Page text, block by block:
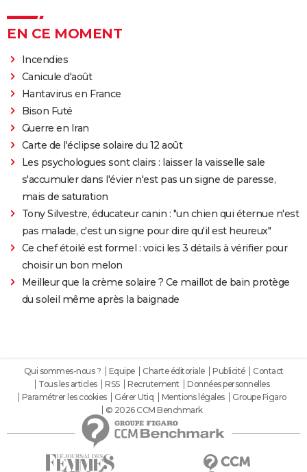
EN CE MOMENT
Incendies
Canicule d'août
Hantavirus en France
Bison Futé
Guerre en Iran
Carte de l'éclipse solaire du 12 août
Les psychologues sont clairs : laisser la vaisselle sale
s'accumuler dans l'évier n'est pas un signe de paresse,
mais de saturation
Tony Silvestre, éducateur canin : "un chien qui éternue n'est
pas malade, c'est un signe pour dire qu'il est heureux"
Ce chef étoilé est formel : voici les 3 détails à vérifier pour
choisir un bon melon
Meilleur que la crème solaire ? Ce maillot de bain protège
du soleil même après la baignade
Qui sommes-nous ? Equipe Charte éditoriale Publicité
Contact
Tous les articles
RSS Recrutement
Données personnelles
Paramétrer les cookies
Gérer Utiq Mentions légales
Groupe Figaro
© 2026 CCM Benchmark